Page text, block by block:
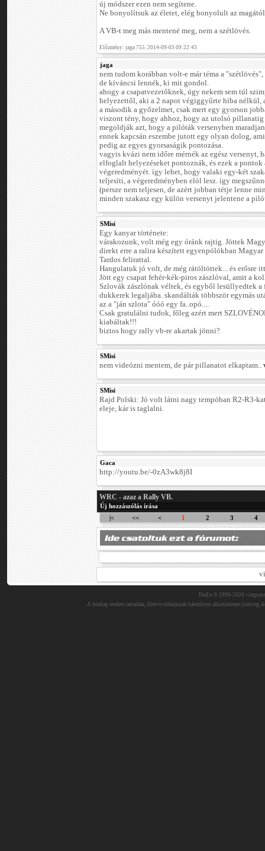
új módszer ezen nem segítene.
Ne bonyolítsuk az életet, elég bonyolult az
A VB-t meg más mentené meg, nem a szétlövés.
Előzmény: jaga 755. 2014-09-03 09:22:43
jaga
nem tudom korábban volt-e már téma a
de kíváncsi lennék, ki mit gondol.
ahogy a csapatvezetőknek, úgy nekem sem túl
helyezettől, aki a 2 napot végiggyűrte hiba nélkül,
a második a győzelmet, csak mert egy gyorson
viszont tény, hogy ahhoz, hogy az utolsó
megoldják azt, hogy a pilóták versenyben
ennek kapcsán eszembe jutott egy olyan dolog,
pedig az egyes gyorsaságik pontozása.
vagyis kvázi nem időre mérnék az egész versenyt,
elfoglalt helyezéseket pontoznák, és ezek a pontok
végeredményét. így lehet, hogy valaki egy-két
teljesíti, a végeredményben elöl lesz. így
(persze nem teljesen, de azért jobban tétje lenne
minden szakasz egy külön versenyt jelentene a
SMisi
Egy kanyar története:
várakozunk, volt még egy óránk rajtig. Jöttek
direkt erre a ralira készített egyenpólókban Magyar
Tardos felirattal.
Hangulatuk jó volt, de még rátöltöttek... és erősre
Jött egy csapat fehér-kék-piros zászlóval, amit a
Szlovák zászlónak véltek, és egyből lesüllyedtek a
dukkerek legaljába. skandálták többször egymás
az a "ján szlota" óóó egy fa..opó....
Csak gratulálni tudok, főleg azért mert
kiabáltak!!!
biztos hogy rally vb-re akartak jönni?
SMisi
nem videózni mentem, de pár pillanatot elkaptam..
SMisi
Rajd Polski: Jó volt látni nagy tempóban R2-R3-
eleje, kár is taglalni.
Gaca
http://youtu.be/-0zA3wk8j8I
WRC - azaz a Rally VB.
Új hozzászólás írása
|<
<< < 1 2 3 4
DuEn © 1999-2026 •
A honlap eredeti tartalma, illetve oldalainak bármilyen alkotóeleme (szöveg,